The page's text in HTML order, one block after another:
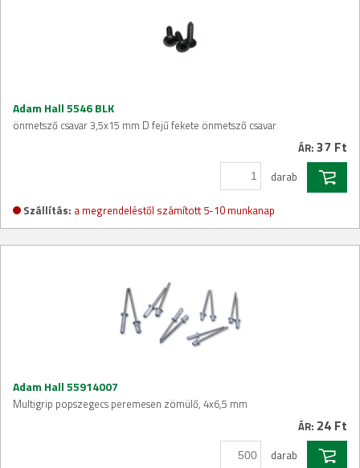
Adam Hall 5546 BLK
önmetsző csavar 3,5x15 mm D fejű fekete önmetsző csavar
ÁR: 37 Ft
darab
Szállítás: a megrendeléstől számított 5-10 munkanap
Adam Hall 55914007
Multigrip popszegecs peremesen zömülő, 4x6,5 mm
ÁR: 24 Ft
darab